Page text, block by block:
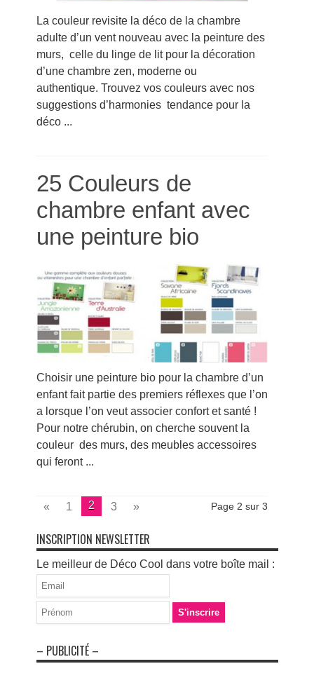
La couleur revisite la déco de la chambre
adulte d’un vent nouveau avec la peinture des
murs, celle du linge de lit pour la décoration
d’une chambre zen, moderne ou
authentique. Trouvez vos couleurs avec nos
suggestions d’harmonies tendance pour la
déco ...
25 Couleurs de
chambre enfant avec
une peinture bio
Choisir une peinture bio pour la chambre d’un
enfant fait partie des premiers réflexes que l’on
a lorsque l’on veut associer confort et santé !
Pour notre chérubin, on cherche souvent la
couleur des murs, des meubles accessoires
qui feront ...
Page 2 sur 3
« 1 2 3 »
INSCRIPTION NEWSLETTER
Le meilleur de Déco Cool dans votre boîte mail :
– PUBLICITÉ –